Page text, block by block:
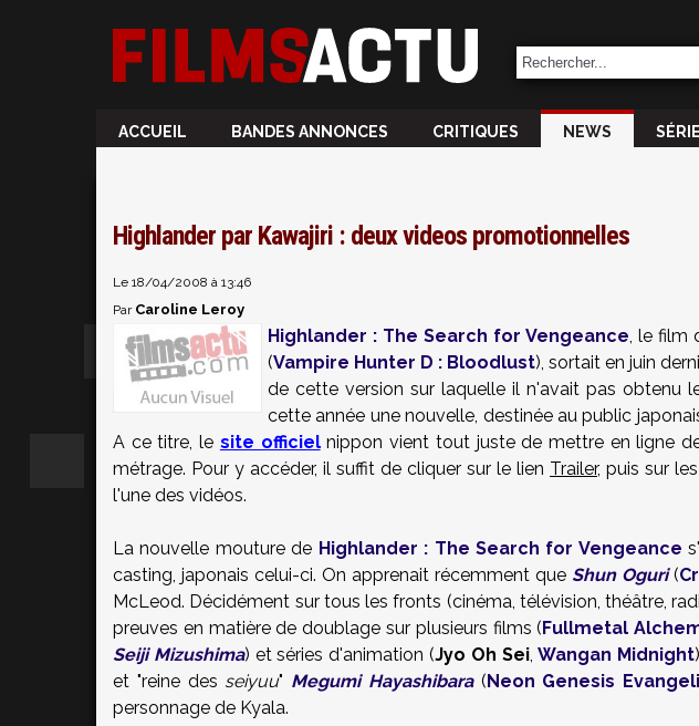
ACCUEIL BANDES ANNONCES CRITIQUES NEWS
Highlander par Kawajiri : deux videos promotionnelles
Le 18/04/2008 à 13:46
Par Caroline Leroy
Highlander : The Search for Vengeance, le film
(Vampire Hunter D : Bloodlust), sortait en juin
de cette version sur laquelle il n'avait pas obtenu
cette année une nouvelle, destinée au public
A ce titre, le site officielnippon vient tout juste de mettre en ligne
métrage. Pour y accéder, il suffit de cliquer sur le lien Trailer, puis sur
l'une des vidéos.
La nouvelle mouture de Highlander : The Search for Vengeance
casting, japonais celui-ci. On apprenait récemment que Shun Oguri(
McLeod. Décidément sur tous les fronts (cinéma, télévision, théâtre,
preuves en matière de doublage sur plusieurs films (Fullmetal
Seiji Mizushima) et séries d'animation (Jyo Oh Sei,Wangan Midnight
et "reine des seiyuu" Megumi Hayashibara(Neon Genesis
personnage de Kyala.